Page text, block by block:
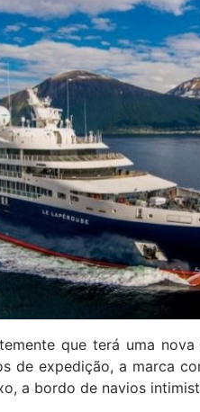
que terá uma
de expedição, a marca
a bordo de navios